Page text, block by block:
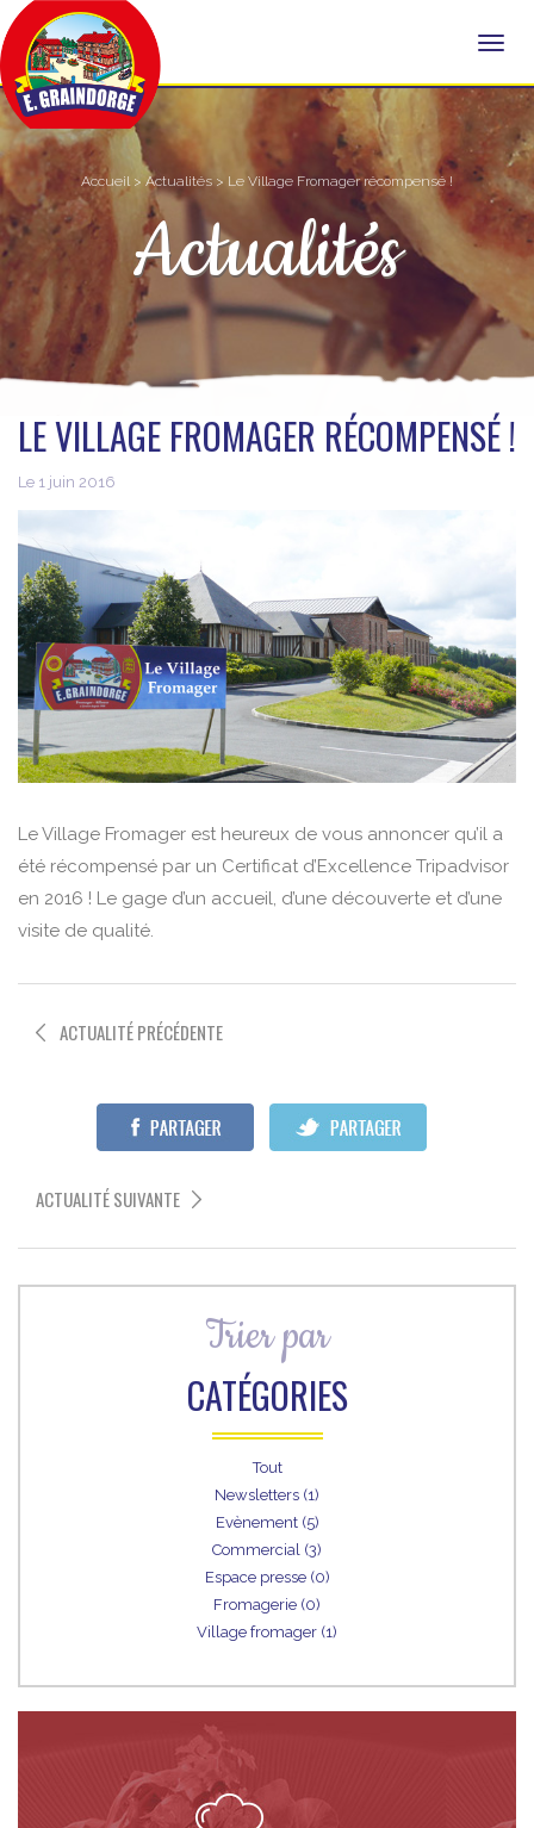
Accueil > Actualités> Le Village Fromager récompensé !
Actualités
LE VILLAGE FROMAGER RÉCOMPENSÉ !
Le 1 juin 2016
Le Village Fromager est heureux de vous annoncer qu’il a
été récompensé par un Certificat d’Excellence Tripadvisor
en 2016 ! Le gage d’un accueil, d’une découverte et d’une
visite de qualité.
ACTUALITÉ PRÉCÉDENTE
ACTUALITÉ SUIVANTE
Trier par
CATÉGORIES
Tout
Newsletters (1)
Evènement (5)
Commercial (3)
Espace presse (0)
Fromagerie (0)
Village fromager (1)